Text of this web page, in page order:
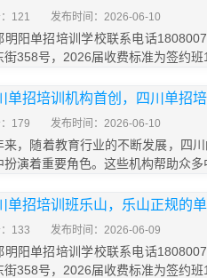
121 发布时间：2026-06-10
明阳单招培训学校联系电话
街358号，2026届收费标准为签约
单招培训机构首创，四川单招
179 发布时间：2026-06-10
来，随着教育行业的不断发展，四
扮演着重要角色。这些机构帮助众多
单招培训班乐山，乐山正规的
133 发布时间：2026-06-09
明阳单招培训学校联系电话
街358号，2026届收费标准为签约